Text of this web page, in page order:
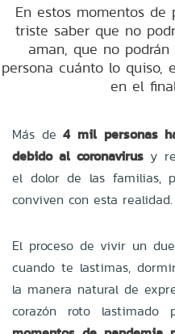
En estos momentos de
triste saber que no
aman, que no
persona cuánto lo quiso,
en el
Más de4 mil personas
debido al coronavirus y
el dolor de las familias,
conviven con esta realidad.
El proceso de vivir un
cuando te lastimas,
la manera natural de
corazón roto lastimado